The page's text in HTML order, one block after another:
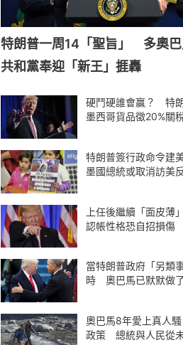
特朗普一周14「聖旨」 多奧
共和黨奉迎「新王」捱轟
硬鬥硬誰會贏？ 特
墨西哥貨品徵20%關
特朗普簽行政命令建
墨國總統或取消訪美
上任後繼續「面皮
認帳性格恐自招損傷
當特朗普政府「另類
時 奧巴馬已默默做
奧巴馬8年愛上真人
政策 總統與人民從